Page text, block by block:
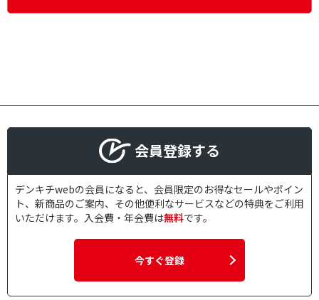
会員登録する
デンキチwebの会員になると、会員限定のお得なセールやポイン
ト、新商品のご案内、その他便利なサービスなどの特典をご利用
いただけます。入会費・年会費は無料です。
今すぐ登録